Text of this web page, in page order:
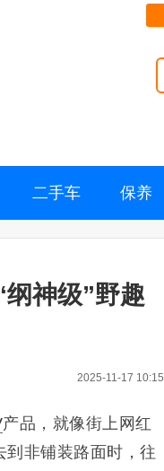
二手车 保养
神级”野趣
2025-11-17 10:15
产品，就像街上网红
到非铺装路面时，往